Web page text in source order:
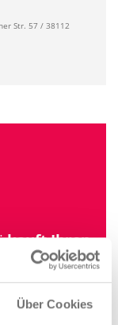
Über Cookies
Str. 57 / 38112
kauft Ihren
großen